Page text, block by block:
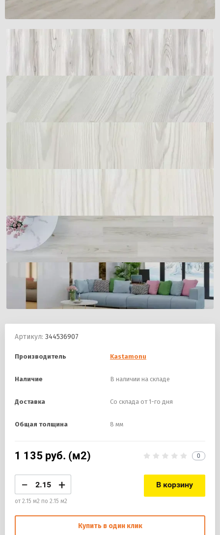
Артикул: 344536907
Производитель Kastamonu
Наличие В наличии на складе
Доставка Со склада от 1-го дня
Общая толщина 8 мм
1 135 руб. (м2) 0
− +
от 2.15 м2 по 2.15 м2
В корзину
Купить в один клик